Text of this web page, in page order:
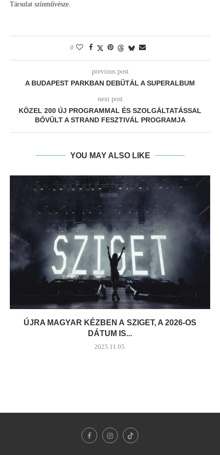
Társulat színművésze.
0
previous post
A BUDAPEST PARKBAN DEBÜTÁL A SUPERALBUM
next post
KÖZEL 200 ÚJ PROGRAMMAL ÉS SZOLGÁLTATÁSSAL
BŐVÜLT A STRAND FESZTIVÁL PROGRAMJA
YOU MAY ALSO LIKE
ÚJRA MAGYAR KÉZBEN A SZIGET, A 2026-OS
DÁTUM IS...
2025.11.05.